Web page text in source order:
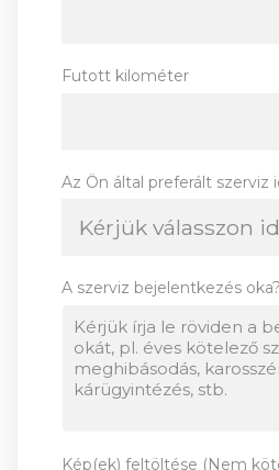
Futott kilométer
Az Ön által preferált szerviz
A szerviz bejelentkezés oka?
Kép(ek) feltöltése (Nem